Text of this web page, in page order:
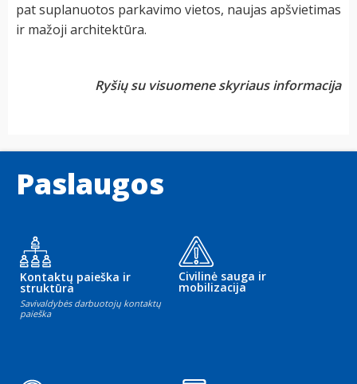
pat suplanuotos parkavimo vietos, naujas apšvietimas
ir mažoji architektūra.
Ryšių su visuomene skyriaus informacija
Paslaugos
Kontaktų paieška ir
struktūra
Savivaldybės darbuotojų kontaktų
paieška
Civilinė sauga ir
mobilizacija